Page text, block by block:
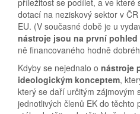
příležitost se podílet, a ve které
dotací na neziskový sektor v
EU. (V současné době je u
nástroje jsou na první pohled
ně financovaného hodně
Kdyby se nejednalo o nástroje
ideologickým konceptem,
který se daří určitým zájmovým
jednotlivých členů EK do těchto